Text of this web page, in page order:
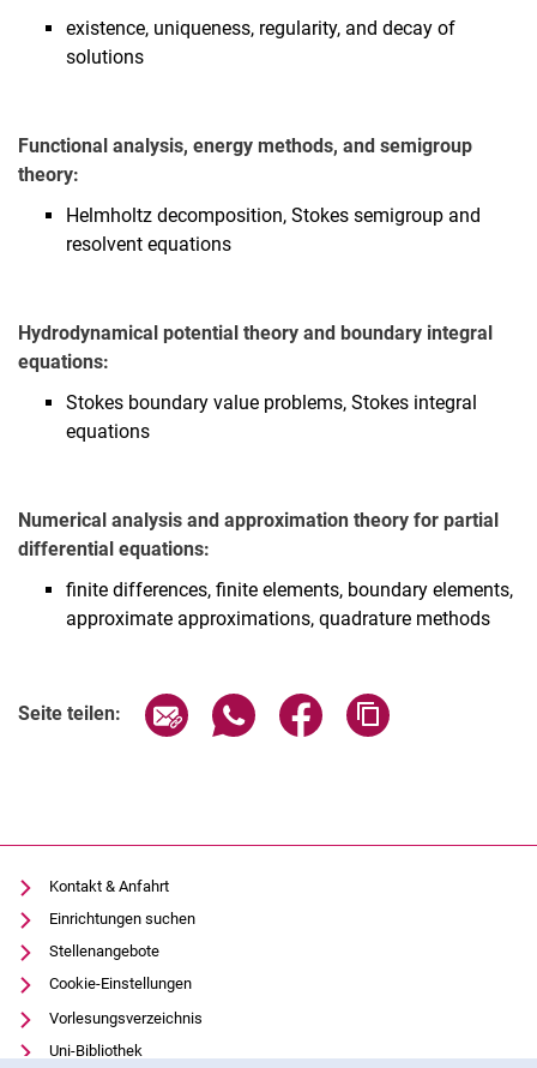
existence, uniqueness, regularity, and decay of
solutions
Functional analysis, energy methods, and semigroup
theory:
Helmholtz decomposition, Stokes semigroup and
resolvent equations
Hydrodynamical potential theory and boundary integral
equations:
Stokes boundary value problems, Stokes integral
equations
Numerical analysis and approximation theory for partial
differential equations:
finite differences, finite elements, boundary elements,
approximate approximations, quadrature methods
Seite teilen: Seite über E-Mail teilen
Seite über WhatsApp teilen
Seite über Facebook
Kontakt & Anfahrt
Einrichtungen suchen
Stellenangebote
Cookie-Einstellungen
Vorlesungsverzeichnis
Uni-Bibliothek